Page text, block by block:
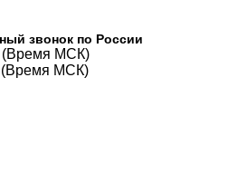
звонок по России
(Время МСК)
(Время МСК)